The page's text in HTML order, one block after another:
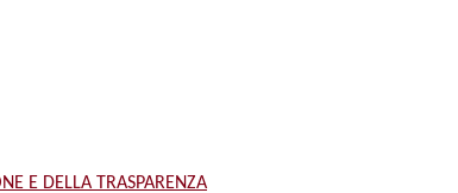
E DELLA TRASPARENZA